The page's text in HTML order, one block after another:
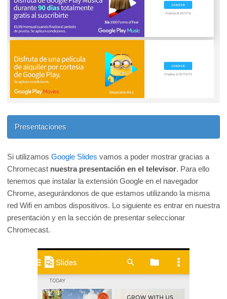
Presentaciones
Si utilizamos Google Slides vamos a poder mostrar gracias a
Chromecast nuestra presentación en el televisor. Para ello
tenemos que instalar la extensión Google en el navegador
Chrome, asegurándonos de que estamos utilizando la misma
red Wifi en ambos dispositivos. Lo siguiente es entrar en nuestra
presentación y en la sección de presentar seleccionar
Chromecast.